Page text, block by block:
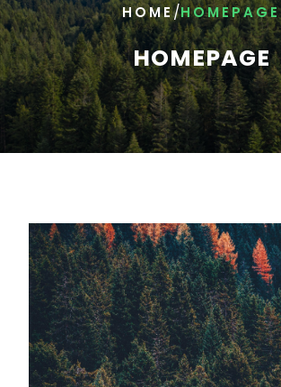
HOME/HOMEPAGE
HOMEPAGE